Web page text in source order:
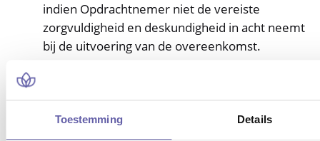
Toestemming Details
indien Opdrachtnemer niet de vereiste
zorgvuldigheid en deskundigheid in acht neemt
bij de uitvoering van de overeenkomst.
waaronder begrepen maar niet beperkt tot